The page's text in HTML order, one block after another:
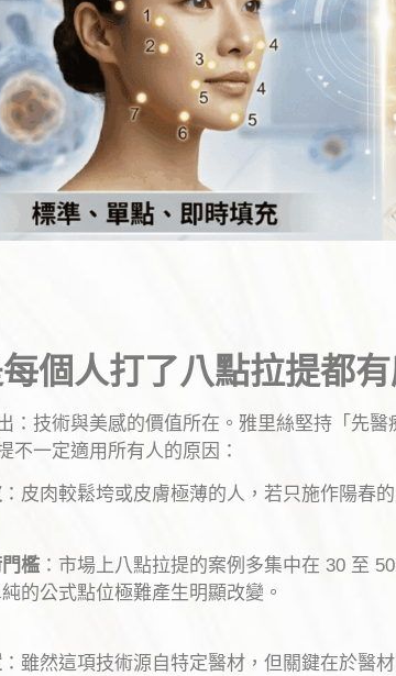
個人打了八點拉提都有
：技術與美感的價值所在。雅里絲堅持「先
不一定適用所有人的原因：
：皮肉較鬆垮或皮膚極薄的人，若只施作陽春
檻 ：市場上八點拉提的案例多集中在 30 至
的公式點位極難產生明顯改變。
：雖然這項技術源自特定醫材，但關鍵在於醫